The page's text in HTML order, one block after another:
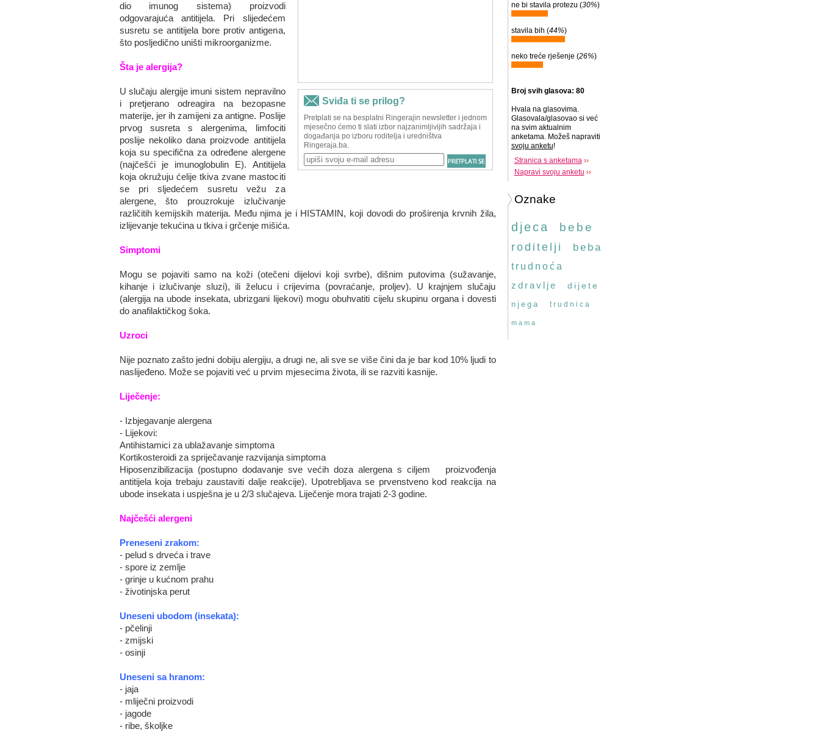
dio imunog sistema) proizvodi
odgovarajuća antitijela. Pri slijedećem
susretu se antitijela bore protiv antigena,
što posljedično uništi mikroorganizme.
Šta je alergija?
U slučaju alergije imuni sistem nepravilno
i pretjerano odreagira na bezopasne
materije, jer ih zamijeni za antigne. Poslije
prvog susreta s alergenima, limfociti
poslije nekoliko dana proizvode antitijela
koja su specifična za određene alergene
(najčešći je imunoglobulin E). Antitijela
koja okružuju ćelije tkiva zvane mastociti
se pri sljedećem susretu vežu za
alergene, što prouzrokuje izlučivanje
različitih kemijskih materija. Među njima je i HISTAMIN, koji dovodi do proširenja krvnih žila,
izlijevanje tekućina u tkiva i grčenje mišića.
Simptomi
Mogu se pojaviti samo na koži (otečeni dijelovi koji svrbe), dišnim putovima (sužavanje,
kihanje i izlučivanje sluzi), ili želucu i crijevima (povraćanje, proljev). U krajnjem slučaju
(alergija na ubode insekata, ubrizgani lijekovi) mogu obuhvatiti cijelu skupinu organa i dovesti
do anafilaktičkog šoka.
Uzroci
Nije poznato zašto jedni dobiju alergiju, a drugi ne, ali sve se više čini da je bar kod 10% ljudi to
naslijeđeno. Može se pojaviti već u prvim mjesecima života, ili se razviti kasnije.
Liječenje:
- Izbjegavanje alergena
- Lijekovi:
Antihistamici za ublažavanje simptoma
Kortikosteroidi za spriječavanje razvijanja simptoma
Hiposenzibilizacija (postupno dodavanje sve većih doza alergena s ciljem proizvođenja
antitijela koja trebaju zaustaviti dalje reakcije). Upotrebljava se prvenstveno kod reakcija na
ubode insekata i uspješna je u 2/3 slučajeva. Liječenje mora trajati 2-3 godine.
Najčešći alergeni
Preneseni zrakom:
- pelud s drveća i trave
- spore iz zemlje
- grinje u kućnom prahu
- životinjska perut
Uneseni ubodom (insekata):
- pčelinji
- zmijski
- osinji
Uneseni sa hranom:
- jaja
- mliječni proizvodi
- jagode
- ribe, školjke
ne bi stavila protezu (30%)
stavila bih (44%)
neko treće rješenje (26%)
Broj svih glasova: 80
Hvala na glasovima.
Glasovala/glasovao si već
na svim aktualnim
anketama. Možeš napraviti
svoju anketu!
Stranica s anketama
Napravi svoju anketu
Oznake
djeca bebe
roditelji beba
trudnoća
zdravlje
dijete
njega trudnica
mama